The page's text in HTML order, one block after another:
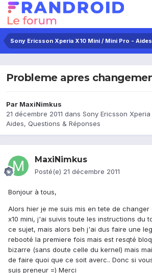
Probleme apres
Par MaxiNimkus
21 décembre 2011 dans Sony Ericsson
Aides, Questions & Réponses
MaxiNimkus
Posté(e) 21 décembre 2011
Bonjour à tous,
Alors hier je me suis mis en tete de changer
x10 mini, j'ai suivis toute les instructions du
ce sujet, mais alors beh j'ai dus faire une
rebooté la premiere fois mais est resqté
bizarre (sans doute celle du kernel) mais
de faire quoi que ce soit averc.. Donc si
suis preneur =) Merci